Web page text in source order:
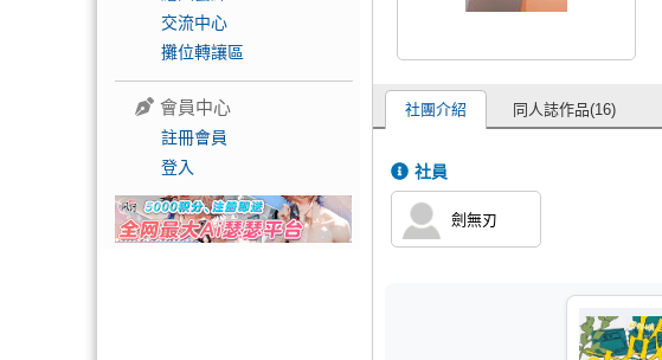
交流中心
攤位轉讓區
會員中心
註冊會員
登入
社團介紹 同人誌作品(16)
社員
劍無刃